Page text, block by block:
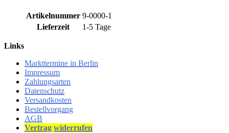
Artikelnummer 9-0000-1
Lieferzeit
1-5 Tage
Links
Markttermine in Berlin
Impressum
Zahlungsarten
Datenschutz
Versandkosten
Bestellvorgang
AGB
Vertrag widerrufen